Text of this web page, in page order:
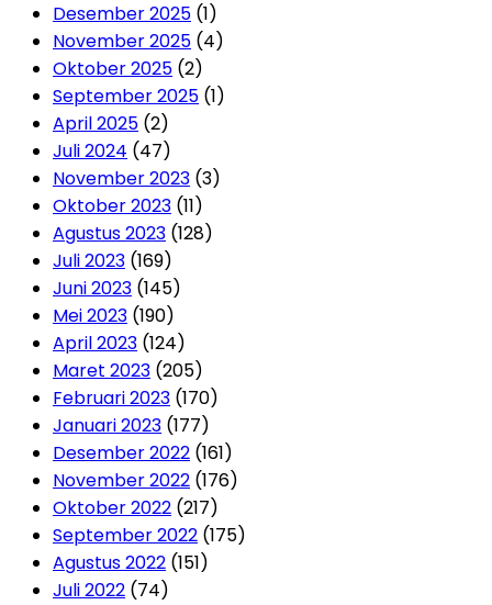
Desember 2025 (1)
November 2025 (4)
Oktober 2025 (2)
September 2025 (1)
April 2025 (2)
Juli 2024 (47)
November 2023 (3)
Oktober 2023 (11)
Agustus 2023 (128)
Juli 2023 (169)
Juni 2023 (145)
Mei 2023 (190)
April 2023 (124)
Maret 2023 (205)
Februari 2023 (170)
Januari 2023 (177)
Desember 2022 (161)
November 2022 (176)
Oktober 2022 (217)
September 2022 (175)
Agustus 2022 (151)
Juli 2022 (74)